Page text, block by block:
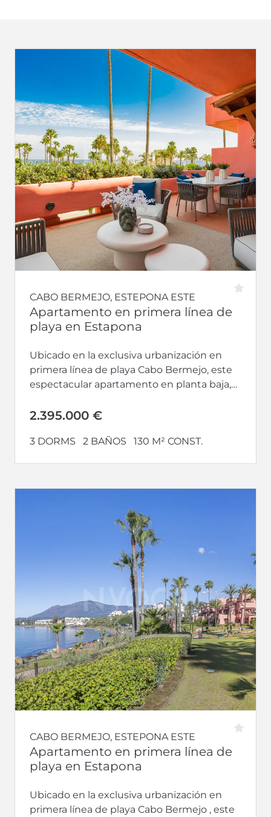
CABO BERMEJO, ESTEPONA ESTE
Apartamento en primera línea de
playa en Estapona
Ubicado en la exclusiva urbanización en
primera línea de playa Cabo Bermejo, este
espectacular apartamento en planta baja,
combinación perfecta de...
2.395.000 €
3 DORMS 2 BAÑOS 130 M² CONST.
CABO BERMEJO, ESTEPONA ESTE
Apartamento en primera línea de
playa en Estapona
Ubicado en la exclusiva urbanización en
primera línea de playa Cabo Bermejo , este